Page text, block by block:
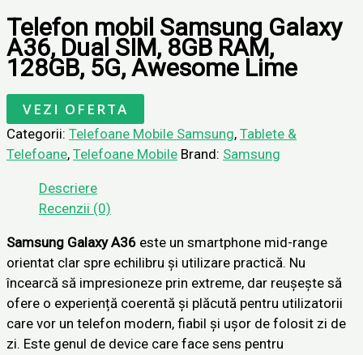
Telefon mobil Samsung Galaxy
A36, Dual SIM, 8GB RAM,
128GB, 5G, Awesome Lime
VEZI OFERTA
Categorii: Telefoane Mobile Samsung, Tablete &
Telefoane, Telefoane Mobile Brand: Samsung
Descriere
Recenzii (0)
Samsung Galaxy A36 este un smartphone mid-range
orientat clar spre echilibru și utilizare practică. Nu
încearcă să impresioneze prin extreme, dar reușește să
ofere o experiență coerentă și plăcută pentru utilizatorii
care vor un telefon modern, fiabil și ușor de folosit zi de
zi. Este genul de device care face sens pentru